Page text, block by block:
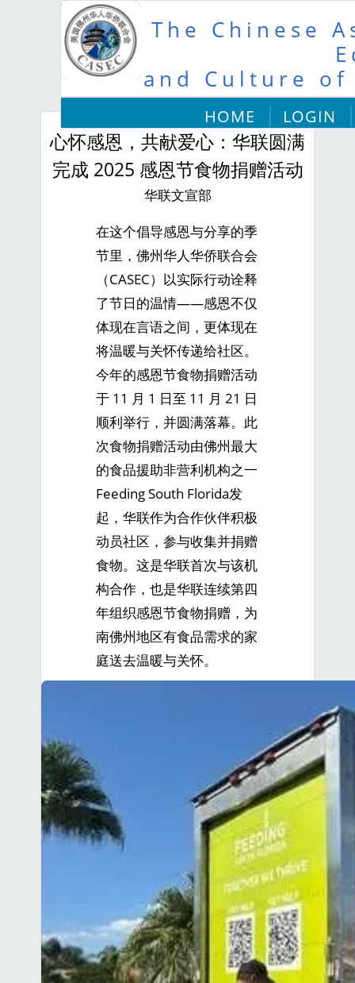
The Chinese
and Culture of
HOME LOGIN
心怀感恩，共献爱心：华联圆满
完成 2025 感恩节食物捐赠活动
华联文宣部
在这个倡导感恩与分享的季
节里，佛州华人华侨联合会
（CASEC）以实际行动诠释
了节日的温情——感恩不仅
体现在言语之间，更体现在
将温暖与关怀传递给社区。
今年的感恩节食物捐赠活动
于 11 月 1 日至 11 月 21 日
顺利举行，并圆满落幕。此
次食物捐赠活动由佛州最大
的食品援助非营利机构之一
Feeding South Florida发
起，华联作为合作伙伴积极
动员社区，参与收集并捐赠
食物。这是华联首次与该机
构合作，也是华联连续第四
年组织感恩节食物捐赠，为
南佛州地区有食品需求的家
庭送去温暖与关怀。